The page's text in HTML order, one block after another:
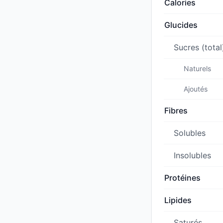
Calories
Glucides
Sucres
Naturels
Ajoutés
Fibres
Solubles
Insolubles
Protéines
Lipides